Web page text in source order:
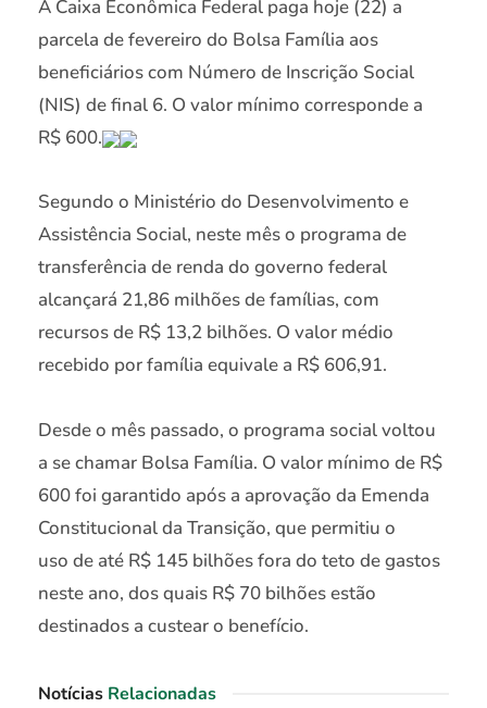
A Caixa Econômica Federal paga hoje (22) a
parcela de fevereiro do Bolsa Família aos
beneficiários com Número de Inscrição Social
(NIS) de final 6. O valor mínimo corresponde a
R$ 600.
Segundo o Ministério do Desenvolvimento e
Assistência Social, neste mês o programa de
transferência de renda do governo federal
alcançará 21,86 milhões de famílias, com
recursos de R$ 13,2 bilhões. O valor médio
recebido por família equivale a R$ 606,91.
Desde o mês passado, o programa social voltou
a se chamar Bolsa Família. O valor mínimo de R$
600 foi garantido após a aprovação da Emenda
Constitucional da Transição, que permitiu o
uso de até R$ 145 bilhões fora do teto de gastos
neste ano, dos quais R$ 70 bilhões estão
destinados a custear o benefício.
Notícias Relacionadas